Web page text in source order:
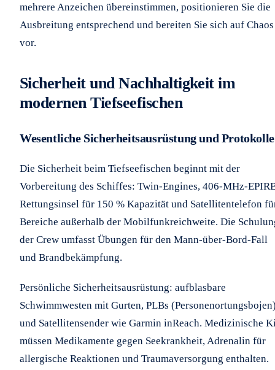
mehrere Anzeichen übereinstimmen, positionieren Sie die
Ausbreitung entsprechend und bereiten Sie sich auf Chaos
vor.
Sicherheit und Nachhaltigkeit im
modernen Tiefseefischen
Wesentliche Sicherheitsausrüstung und Protokolle
Die Sicherheit beim Tiefseefischen beginnt mit der
Vorbereitung des Schiffes: Twin-Engines, 406-MHz-
Rettungsinsel für 150 % Kapazität und Satellitentelefon
Bereiche außerhalb der Mobilfunkreichweite. Die
der Crew umfasst Übungen für den Mann-über-Bord-Fall
und Brandbekämpfung.
Persönliche Sicherheitsausrüstung: aufblasbare
Schwimmwesten mit Gurten, PLBs
und Satellitensender wie Garmin inReach. Medizinische
müssen Medikamente gegen Seekrankheit, Adrenalin für
allergische Reaktionen und Traumaversorgung enthalten.